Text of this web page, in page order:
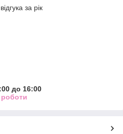
за рік
до 16:00
роботи